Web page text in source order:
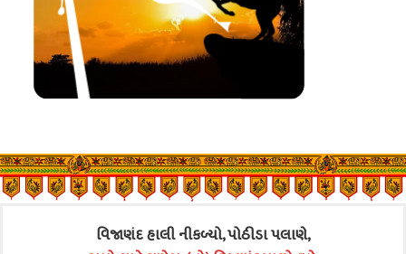
વિજાણંદ હાલી નીકળ્યો, પોઠીડા પલાણે,